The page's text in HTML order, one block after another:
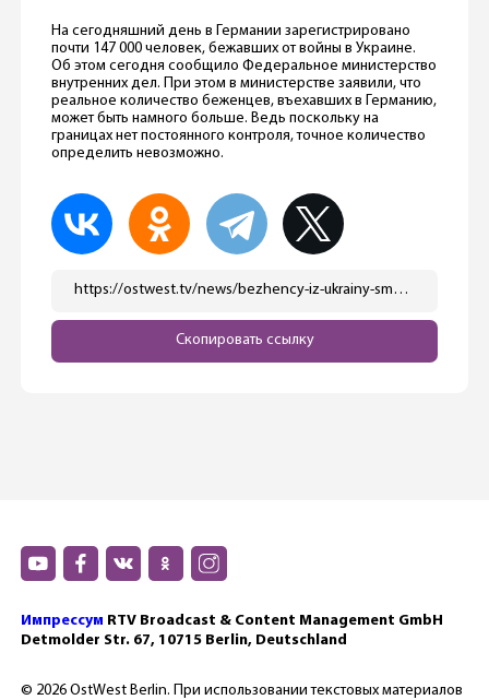
На сегодняшний день в Германии зарегистрировано
почти 147 000 человек, бежавших от войны в Украине.
Об этом сегодня сообщило Федеральное министерство
внутренних дел. При этом в министерстве заявили, что
реальное количество беженцев, въехавших в Германию,
может быть намного больше. Ведь поскольку на
границах нет постоянного контроля, точное количество
определить невозможно.
https://ostwest.tv/news/bezhency-iz-ukrainy-smogut-poluchit-strahovku-v-germanii/
Скопировать ссылку
Импрессум RTV Broadcast & Content Management GmbH
Detmolder Str. 67, 10715 Berlin, Deutschland
© 2026 OstWest Berlin. При использовании текстовых материалов